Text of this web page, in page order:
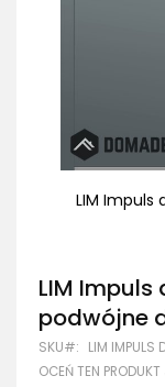
LIM Impuls
Przejdź
na
początek
galerii
LIM
podwójne
SKU LIM IMPULS
OCEŃ TEN